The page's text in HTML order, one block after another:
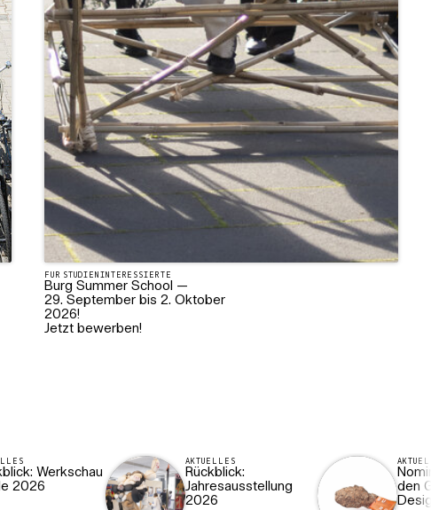
FÜR STUDIENINTERESSIERTE
Burg Summer School —
29. September bis 2. Oktober
2026!
Jetzt bewerben!
Werkschau
2026
AKTUELLES
Rückblick:
Jahresausstellung
2026
den